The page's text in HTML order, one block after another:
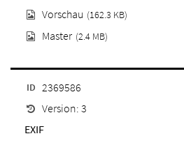
Vorschau (162.3 KB)
Master (2.4 MB)
ID 2369586
Version: 3
EXIF